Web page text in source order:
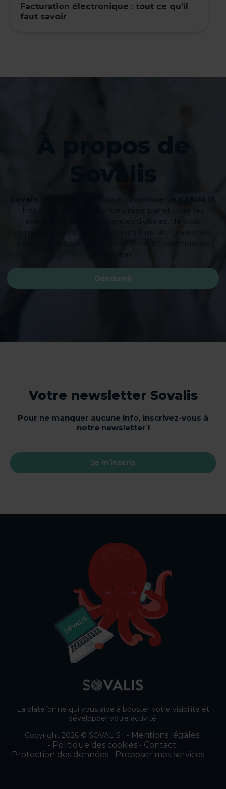
Facturation électronique : tout ce qu’il
faut savoir
À propos de
avocats, et de deux agences digitales, de vous
permettre de créer gratuitement un site pour votre
Découvrir
Votre newsletter Sovalis
Pour ne manquer aucune info, inscrivez-vous à
notre newsletter !
Je m’inscris
La plateforme qui vous aide à booster votre visibilité et
développer votre activité.
Copyright 2026 © SOVALIS
Mentions légales
Politique des cookies
Contact
Protection des données
Proposer mes services